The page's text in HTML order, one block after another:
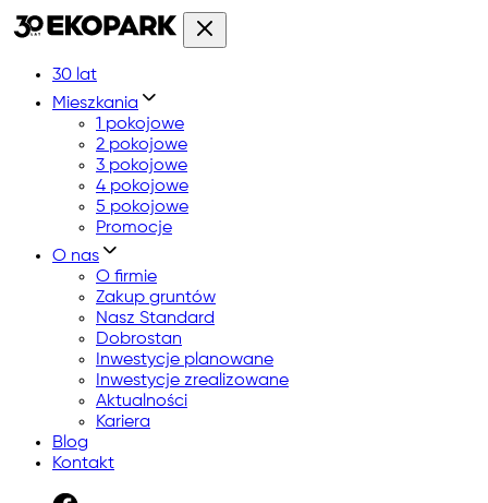
30 lat
Mieszkania
1 pokojowe
2 pokojowe
3 pokojowe
4 pokojowe
5 pokojowe
Promocje
O nas
O firmie
Zakup gruntów
Nasz Standard
Dobrostan
Inwestycje planowane
Inwestycje zrealizowane
Aktualności
Kariera
Blog
Kontakt